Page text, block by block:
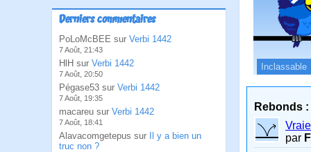
Derniers commentaires
PoLoMcBEE sur Verbi 1442
7 Août, 21:43
HlH sur Verbi 1442
7 Août, 20:50
Pégase53 sur Verbi 1442
7 Août, 19:35
macareu sur Verbi 1442
7 Août, 18:41
Alavacomgetepus sur
Il y a bien un
truc non ?
Inclassable
Rebonds :
par